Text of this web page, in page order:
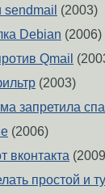
(2003)
Debian (2006)
Qmail
(2003)
запретила
(2006)
вконтакта
простой и